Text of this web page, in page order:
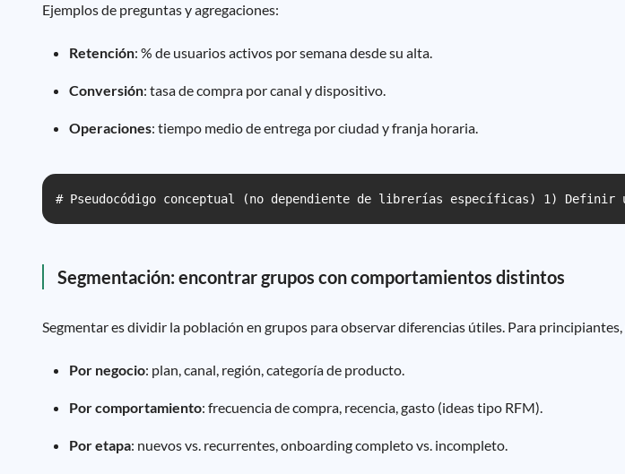
Ejemplos de preguntas y agregaciones:
Retención: % de usuarios activos por semana desde su alta.
Conversión: tasa de compra por canal y dispositivo.
Operaciones: tiempo medio de entrega por ciudad y franja horaria.
# Pseudocódigo conceptual (no dependiente de librerías específicas) 1)
Segmentación: encontrar grupos con comportamientos distintos
Segmentar es dividir la población en grupos para observar diferencias útiles. Para
Por negocio: plan, canal, región, categoría de producto.
Por comportamiento: frecuencia de compra, recencia, gasto (ideas tipo RFM).
Por etapa: nuevos vs. recurrentes, onboarding completo vs. incompleto.